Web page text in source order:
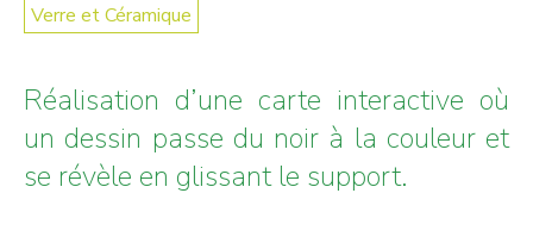
Verre et Céramique
Réalisation d’une carte interactive où
un dessin passe du noir à la couleur et
se révèle en glissant le support.